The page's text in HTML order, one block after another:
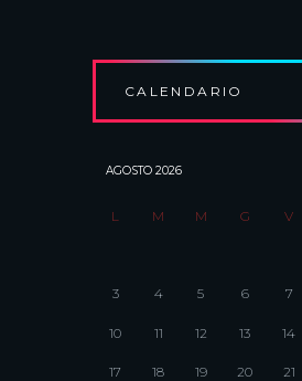
CALENDARIO
AGOSTO 2026
L M M G V
3 4 5 6 7
10 11 12 13 14
17 18 19 20 21